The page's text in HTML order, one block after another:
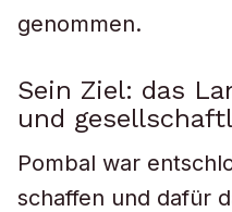
genommen.
Sein Ziel: das
und
Pombal war
schaffen und dafür